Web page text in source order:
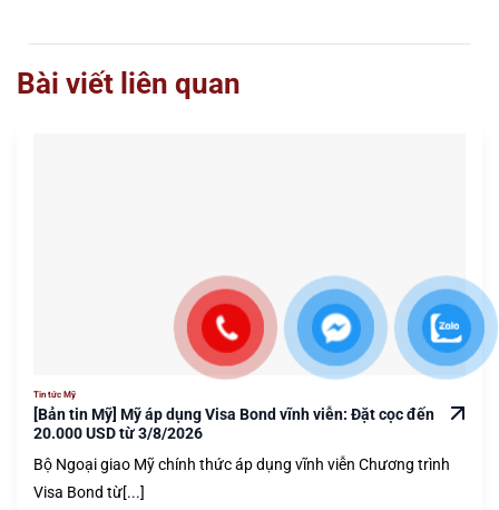
Bài viết liên quan
Tin tức Mỹ
[Bản tin Mỹ] Mỹ áp dụng Visa Bond vĩnh viễn: Đặt cọc đến
20.000 USD từ 3/8/2026
Bộ Ngoại giao Mỹ chính thức áp dụng vĩnh viễn Chương trình
Visa Bond từ[...]